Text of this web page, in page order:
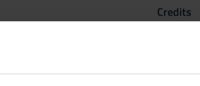
Credits
(2025/2026) - Bachelor’s